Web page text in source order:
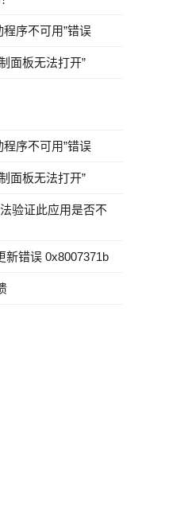
序不可用”错误
面板无法打开”
序不可用”错误
面板无法打开”
验证此应用是否不
新错误 0x8007371b